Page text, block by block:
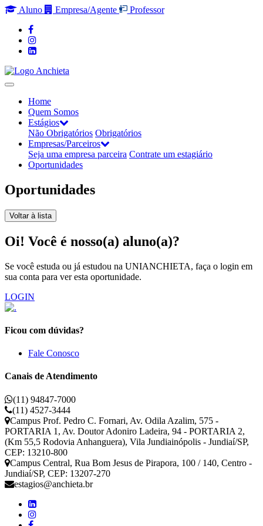
Aluno Empresa/Agente Professor
Home
Quem Somos
Estágios
Não Obrigatórios Obrigatórios
Empresas/Parceiros
Seja uma empresa parceira Contrate um estagiário
Oportunidades
Oportunidades
Voltar à lista
Oi! Você é nosso(a) aluno(a)?
Se você estuda ou já estudou na UNIANCHIETA, faça o login em
sua conta para ver esta oportunidade.
LOGIN
Ficou com dúvidas?
Fale Conosco
Canais de Atendimento
(11) 94847-7000
(11) 4527-3444
Campus Prof. Pedro C. Fornari, Av. Odila Azalim, 575 -
PORTARIA 1, Av. Doutor Adoniro Ladeira, 94 - PORTARIA 2,
(Km 55,5 Rodovia Anhanguera), Vila Jundiainópolis - Jundiaí/SP,
CEP: 13210-800
Campus Central, Rua Bom Jesus de Pirapora, 100 / 140, Centro -
Jundiaí/SP, CEP: 13207-270
estagios@anchieta.br